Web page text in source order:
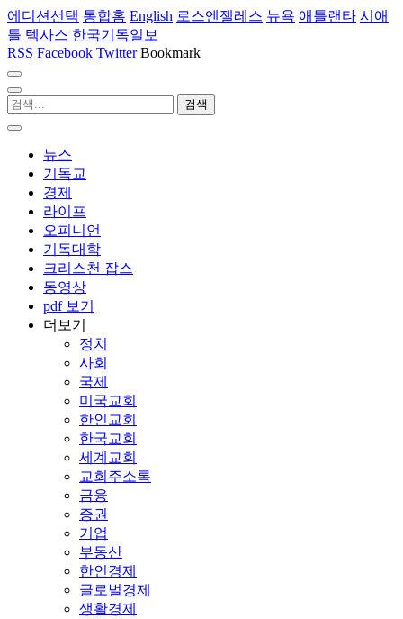
에디션선택 통합홈 English 로스엔젤레스 뉴욕 애틀랜타 시애
틀 텍사스 한국기독일보
RSS Facebook Twitter Bookmark
뉴스
기독교
경제
라이프
오피니언
기독대학
크리스천 잡스
동영상
pdf 보기
더보기
정치
사회
국제
미국교회
한인교회
한국교회
세계교회
교회주소록
금융
증권
기업
부동산
한인경제
글로벌경제
생활경제